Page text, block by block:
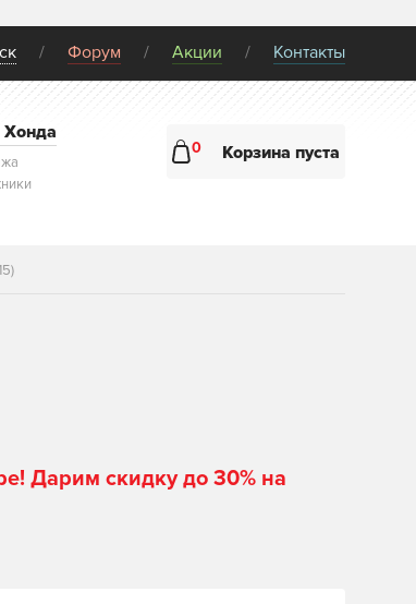
Форум Акции Контакты
Хонда
0 Корзина пуста
Дарим скидку до 30% на